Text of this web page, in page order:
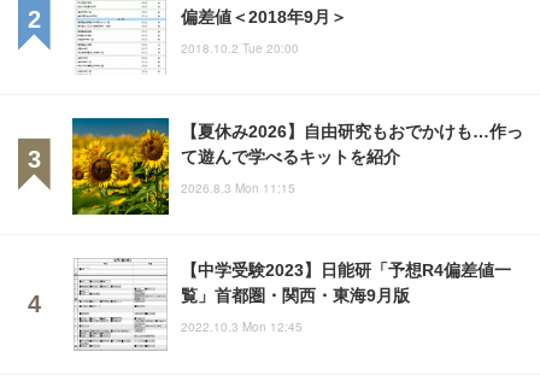
偏差値＜2018年9月＞
2018.10.2 Tue 20:00
【夏休み2026】自由研究もおでかけも…作っ
て遊んで学べるキットを紹介
2026.8.3 Mon 11:15
【中学受験2023】日能研「予想R4偏差値一
覧」首都圏・関西・東海9月版
2022.10.3 Mon 12:45